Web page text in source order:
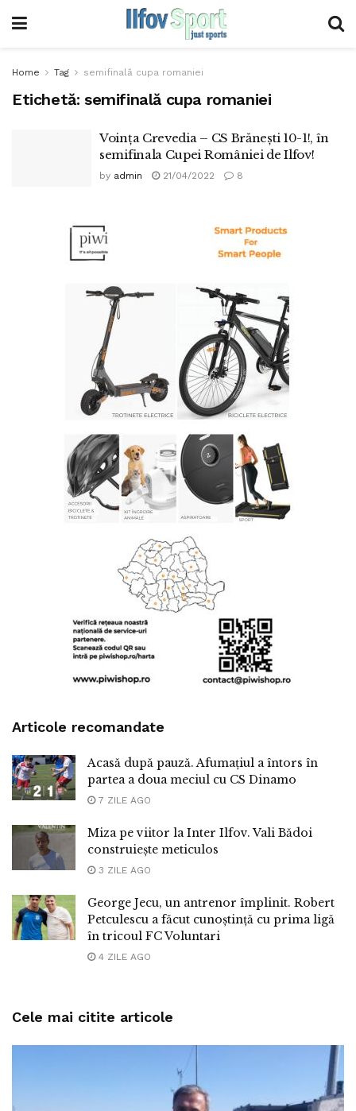
Home Tag semifinală cupa romaniei
Etichetă: semifinală cupa romaniei
Voința Crevedia – CS Brănești 10-1!, în
semifinala Cupei României de Ilfov!
by admin 21/04/2022 8
Articole recomandate
Acasă după pauză. Afumațiul a întors în
partea a doua meciul cu CS Dinamo
7 ZILE AGO
Miza pe viitor la Inter Ilfov. Vali Bădoi
construiește meticulos
3 ZILE AGO
George Jecu, un antrenor împlinit. Robert
Petculescu a făcut cunoștință cu prima ligă
în tricoul FC Voluntari
4 ZILE AGO
Cele mai citite articole